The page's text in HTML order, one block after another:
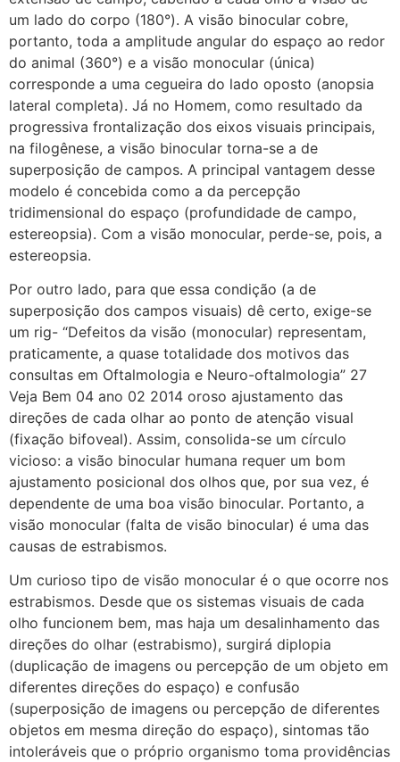
um lado do corpo (180°). A visão binocular cobre,
portanto, toda a amplitude angular do espaço ao redor
do animal (360°) e a visão monocular (única)
corresponde a uma cegueira do lado oposto (anopsia
lateral completa). Já no Homem, como resultado da
progressiva frontalização dos eixos visuais principais,
na filogênese, a visão binocular torna-se a de
superposição de campos. A principal vantagem desse
modelo é concebida como a da percepção
tridimensional do espaço (profundidade de campo,
estereopsia). Com a visão monocular, perde-se, pois, a
estereopsia.
Por outro lado, para que essa condição (a de
superposição dos campos visuais) dê certo, exige-se
um rig- “Defeitos da visão (monocular) representam,
praticamente, a quase totalidade dos motivos das
consultas em Oftalmologia e Neuro-oftalmologia” 27
Veja Bem 04 ano 02 2014 oroso ajustamento das
direções de cada olhar ao ponto de atenção visual
(fixação bifoveal). Assim, consolida-se um círculo
vicioso: a visão binocular humana requer um bom
ajustamento posicional dos olhos que, por sua vez, é
dependente de uma boa visão binocular. Portanto, a
visão monocular (falta de visão binocular) é uma das
causas de estrabismos.
Um curioso tipo de visão monocular é o que ocorre nos
estrabismos. Desde que os sistemas visuais de cada
olho funcionem bem, mas haja um desalinhamento das
direções do olhar (estrabismo), surgirá diplopia
(duplicação de imagens ou percepção de um objeto em
diferentes direções do espaço) e confusão
(superposição de imagens ou percepção de diferentes
objetos em mesma direção do espaço), sintomas tão
intoleráveis que o próprio organismo toma providências